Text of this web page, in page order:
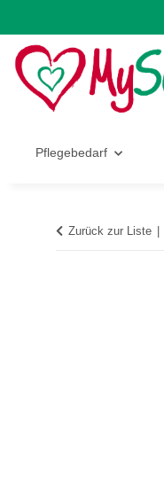
Pflegebedarf
Zurück zur Liste